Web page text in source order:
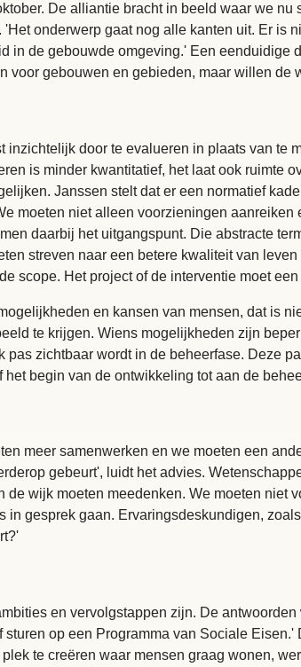
De alliantie bracht in beeld waar we
onderwerp gaat nog alle kanten uit. Er is
de gebouwde omgeving.' Een eenduidige
gebouwen en gebieden, maar willen
door te evalueren in plaats van te
is minder kwantitatief, het laat ook ruimte
Janssen stelt dat er een normatief
moeten niet alleen voorzieningen
daarbij het uitgangspunt. Die abstracte
streven naar een betere kwaliteit van
scope. Het project of de interventie moet
en kansen van mensen, dat is
te krijgen. Wiens mogelijkheden zijn
zichtbaar wordt in de beheerfase. Deze
begin van de ontwikkeling tot aan de
meer samenwerken en we moeten een
gebeurt', luidt het advies.
wijk moeten meedenken. We moeten niet
in gesprek gaan. Ervaringsdeskundigen, zoals
en vervolgstappen zijn. De
op een Programma van Sociale
te creëren waar mensen graag wonen,